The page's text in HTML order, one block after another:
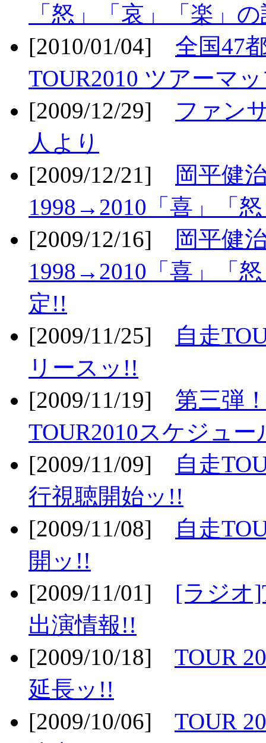
「怒」「哀」「楽」
[2010/01/04] 全国47
TOUR2010 ツアーマ
[2009/12/29] ファン
人より
[2009/12/21]
岡平健
1998→2010「喜」「
[2009/12/16]
岡平健
1998→2010「喜」「
定!!
[2009/11/25]
自走
リースッ!!
[2009/11/19] 第三弾
TOUR2010スケジュー
[2009/11/09]
自走
行視聴開始ッ!!
[2009/11/08]
自走
開ッ!!
[2009/11/01] [ラジオ
出演情報!!
[2009/10/18] TOUR
延長ッ!!
[2009/10/06] TOUR